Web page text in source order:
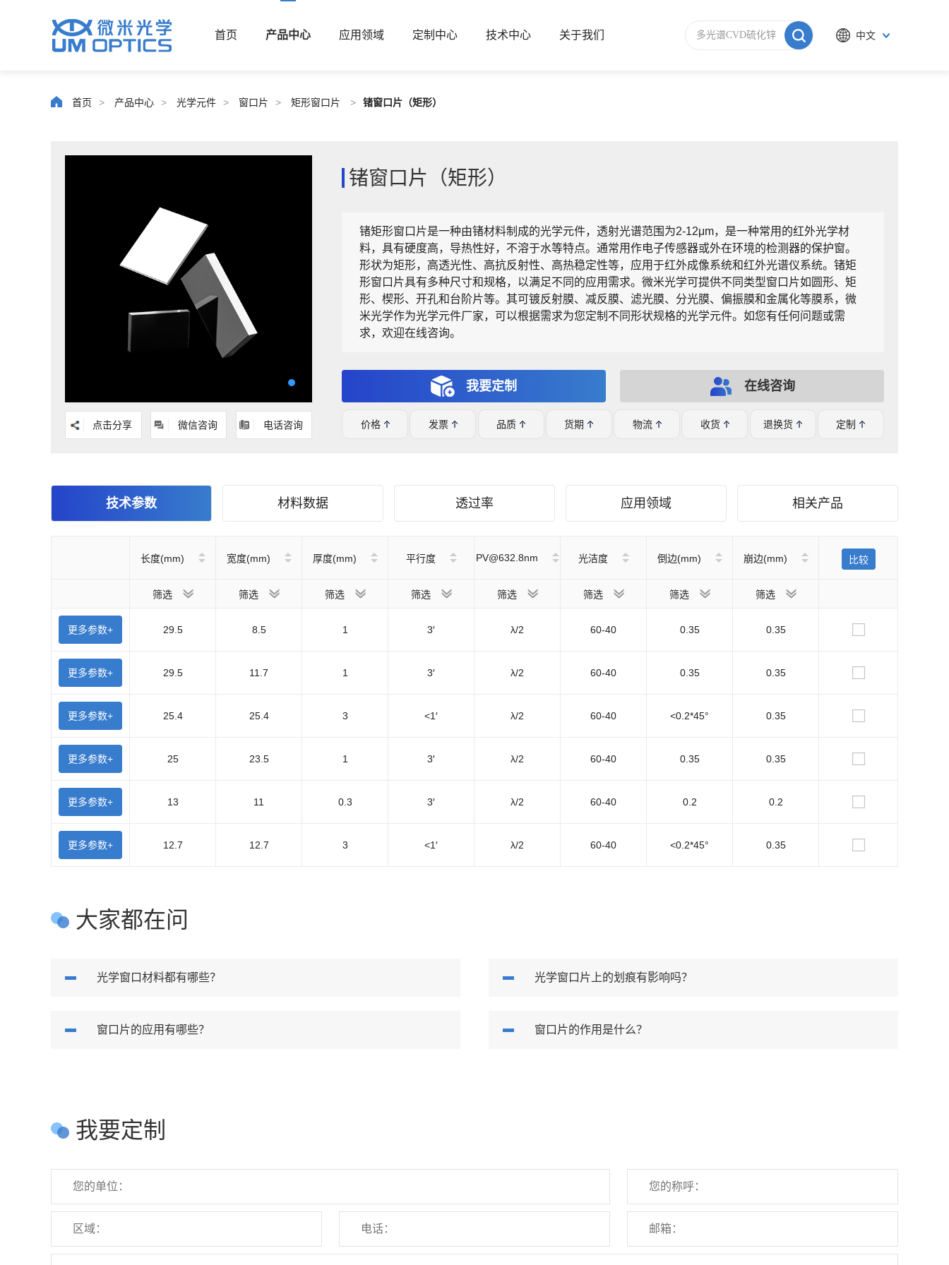
首页 产品中心 应用领域 定制中心 技术中心 关于我们 中文
首页 > 产品中心 > 光学元件 > 窗口片 > 矩形窗口片 > 锗窗口片（矩形）
点击分享 微信咨询 电话咨询
锗窗口片（矩形）
锗矩形窗口片是一种由锗材料制成的光学元件，透射光谱范围为2-12μm，是一种常用的红外光学材
料，具有硬度高，导热性好，不溶于水等特点。通常用作电子传感器或外在环境的检测器的保护窗。
形状为矩形，高透光性、高抗反射性、高热稳定性等，应用于红外成像系统和红外光谱仪系统。锗矩
形窗口片具有多种尺寸和规格，以满足不同的应用需求。微米光学可提供不同类型窗口片如圆形、矩
形、楔形、开孔和台阶片等。其可镀反射膜、减反膜、滤光膜、分光膜、偏振膜和金属化等膜系，微
米光学作为光学元件厂家，可以根据需求为您定制不同形状规格的光学元件。如您有任何问题或需
求，欢迎在线咨询。
我要定制 在线咨询
价格 发票 品质 货期 物流 收货 退换货 定制
技术参数 材料数据 透过率 应用领域 相关产品
长度(mm) 宽度(mm) 厚度(mm) 平行度 PV@632.8nm 光洁度 倒边(mm) 崩边(mm) 比较
筛选 筛选 筛选 筛选 筛选 筛选 筛选 筛选
更多参数+ 29.5 8.5 1 3′ λ/2 60-40 0.35 0.35
更多参数+ 29.5 11.7 1 3′ λ/2 60-40 0.35 0.35
更多参数+ 25.4 25.4 3 <1′ λ/2 60-40 <0.2*45° 0.35
更多参数+ 25 23.5 1 3′ λ/2 60-40 0.35 0.35
更多参数+ 13 11 0.3 3′ λ/2 60-40 0.2 0.2
更多参数+ 12.7 12.7 3 <1′ λ/2 60-40 <0.2*45° 0.35
大家都在问
光学窗口材料都有哪些？ 光学窗口片上的划痕有影响吗？
窗口片的应用有哪些？ 窗口片的作用是什么？
我要定制